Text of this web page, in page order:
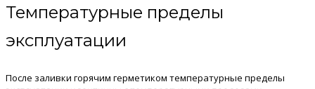
Температурные пределы
эксплуатации
После заливки горячим герметиком температурные пределы